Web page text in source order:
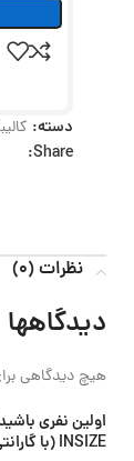
دسته:
Share:
نظرات (0)
دیدگاهها
هیچ دیدگاهی
اولین نفری
INSIZE (با گارانتی رسمی شرکت اینسایز) مدل ISV-E40”